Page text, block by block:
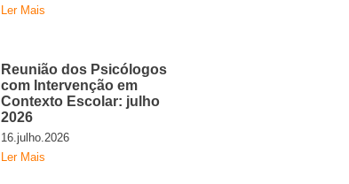
Ler Mais
Reunião dos Psicólogos
com Intervenção em
Contexto Escolar: julho
2026
16.julho.2026
Ler Mais